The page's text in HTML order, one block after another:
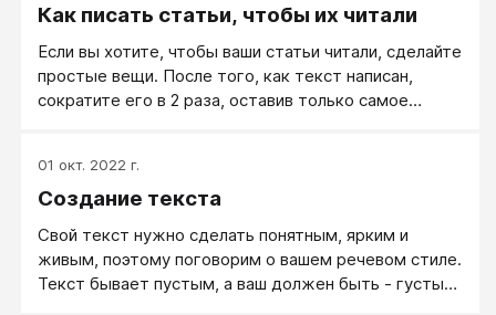
Как писать статьи, чтобы их читали
Если вы хотите, чтобы ваши статьи читали, сделайте
простые вещи. После того, как текст написан,
сократите его в 2 раза, оставив только самое
01 окт. 2022 г.
Создание текста
Свой текст нужно сделать понятным, ярким и
живым, поэтому поговорим о вашем речевом стиле.
Текст бывает пустым, а ваш должен быть - густым,